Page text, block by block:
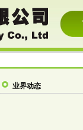
业界动态